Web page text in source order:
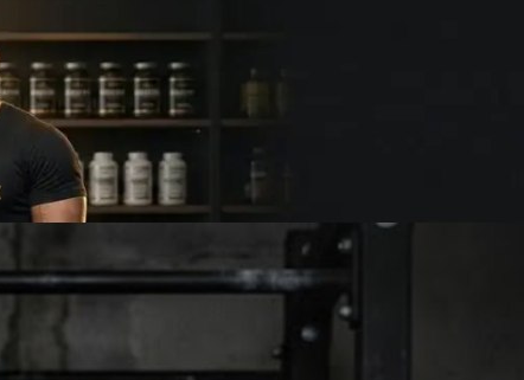
مضادات الإستروجين:
Posted by